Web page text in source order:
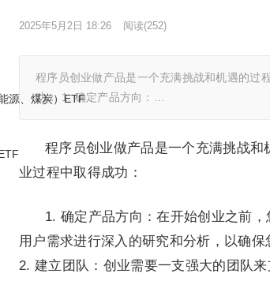
源、煤炭）ETF
2025年5月2日 18:26 阅读(252)
程序员创业做产品是一个充满挑战和机遇的过
功： 1. 确定产品方向：…
程序员创业做产品是一个充满挑战
业过程中取得成功：
1. 确定产品方向：在开始创业之前
用户需求进行深入的研究和分析，以确
2. 建立团队：创业需要一支强大的团队